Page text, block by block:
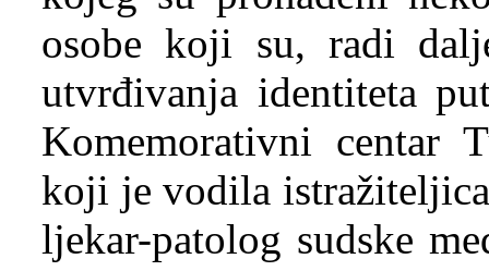
osobe koji su, radi
utvrđivanja identiteta
Komemorativni centar
koji je vodila
ljekar-patolog sudske